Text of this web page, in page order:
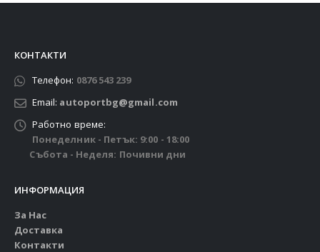
КОНТАКТИ
Телефон: 0876 543 239
Email: autoportbg@gmail.com
Работно време:
Понеделник - Петък: 9:00 - 18:00
Събота - Неделя: Почивни дни
ИНФОРМАЦИЯ
За Нас
Доставка
Контакти